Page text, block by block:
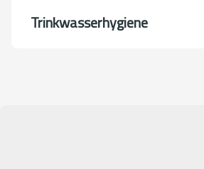
Trinkwasserhygiene